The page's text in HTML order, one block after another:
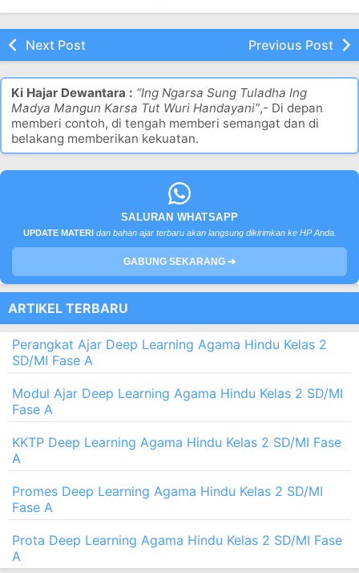
Jawaban
Next Post Previous Post
Ki Hajar Dewantara : “Ing Ngarsa Sung Tuladha Ing
Madya Mangun Karsa Tut Wuri Handayani”,- Di depan
memberi contoh, di tengah memberi semangat dan di
belakang memberikan kekuatan.
SALURAN WHATSAPP
UPDATE MATERI dan bahan ajar terbaru akan langsung dikirimkan ke HP Anda.
GABUNG SEKARANG ➔
ARTIKEL TERBARU
Perangkat Ajar Deep Learning Agama Hindu Kelas 2
SD/MI Fase A
Modul Ajar Deep Learning Agama Hindu Kelas 2 SD/MI
Fase A
KKTP Deep Learning Agama Hindu Kelas 2 SD/MI Fase
A
Promes Deep Learning Agama Hindu Kelas 2 SD/MI
Fase A
Prota Deep Learning Agama Hindu Kelas 2 SD/MI Fase
A